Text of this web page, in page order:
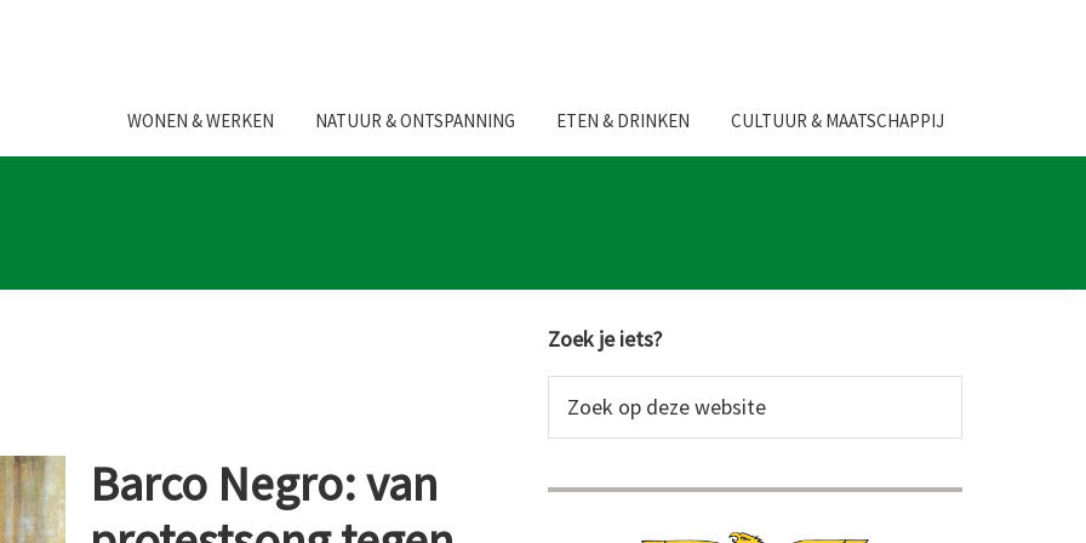
WONEN & WERKEN NATUUR & ONTSPANNING ETEN & DRINKEN CULTUUR & MAATSCHAPPIJ
Barco Negro: van
Primaire
Sidebar
Zoek je iets?
op
website